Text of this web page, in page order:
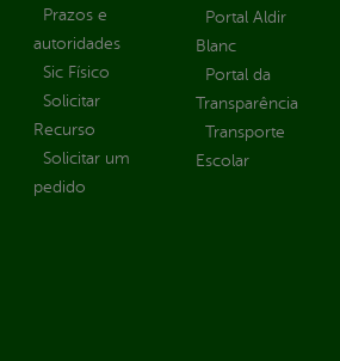
Prazos e
autoridades
Sic Físico
Solicitar
Recurso
Solicitar um
pedido
Portal Aldir
Blanc
Portal da
Transparência
Transporte
Escolar